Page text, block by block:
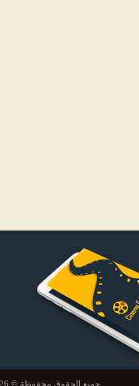
جميع الحقوق محفوظة © 2026 FilBalad.com. موقع في البلد يتم إدارته وتطويره بواسطة